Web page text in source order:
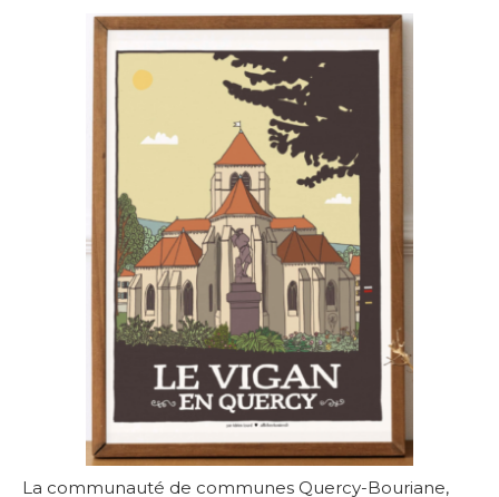
La communauté de communes Quercy-Bouriane,